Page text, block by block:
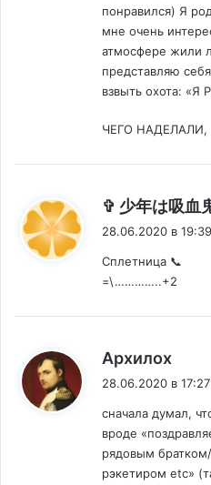
понравился) Я
мне очень
атмосфере жили
представляю
взвыть охота:
ЧЕГО НАДЕЛАЛИ,
✞ 少年は吸血
28.06.2020 в 19:39
Сплетница 📞
=\…………..+2
Архилох
28.06.2020 в 17:27
сначала думал,
вроде
рядовым
рэкетиром etc»